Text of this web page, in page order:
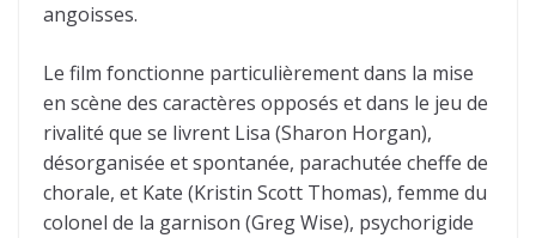
angoisses.
Le film fonctionne particulièrement dans la mise
en scène des caractères opposés et dans le jeu de
rivalité que se livrent Lisa (Sharon Horgan),
désorganisée et spontanée, parachutée cheffe de
chorale, et Kate (Kristin Scott Thomas), femme du
colonel de la garnison (Greg Wise), psychorigide